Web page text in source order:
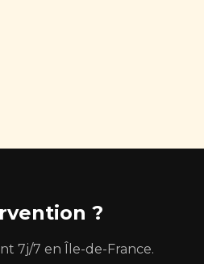
?
7j/7 en Île-de-France.